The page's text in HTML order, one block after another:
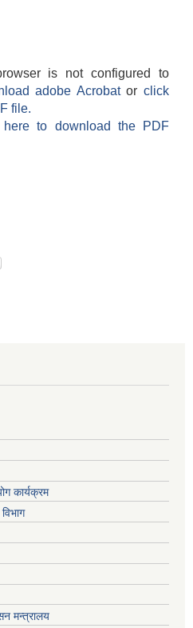
is not configured to
adobe Acrobatorclick
file.
here to download the PDF
कार्यक्रम
मन्त्रालय